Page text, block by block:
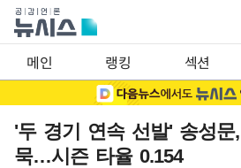
메인 랭킹 섹션
'두 경기 연속 선발' 송성문
묵…시즌 타율 0.154